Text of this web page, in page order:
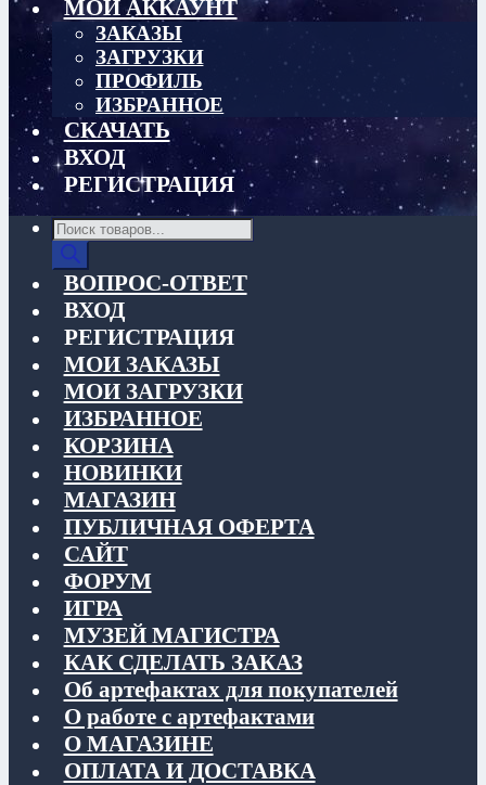
МОЙ АККАУНТ
ЗАКАЗЫ
ЗАГРУЗКИ
ПРОФИЛЬ
ИЗБРАННОЕ
СКАЧАТЬ
ВХОД
РЕГИСТРАЦИЯ
Поиск
товаров
ВОПРОС-ОТВЕТ
ВХОД
РЕГИСТРАЦИЯ
МОИ ЗАКАЗЫ
МОИ ЗАГРУЗКИ
ИЗБРАННОЕ
КОРЗИНА
НОВИНКИ
МАГАЗИН
ПУБЛИЧНАЯ ОФЕРТА
САЙТ
ФОРУМ
ИГРА
МУЗЕЙ МАГИСТРА
КАК СДЕЛАТЬ ЗАКАЗ
Об артефактах для покупателей
О работе с артефактами
О МАГАЗИНЕ
ОПЛАТА И ДОСТАВКА